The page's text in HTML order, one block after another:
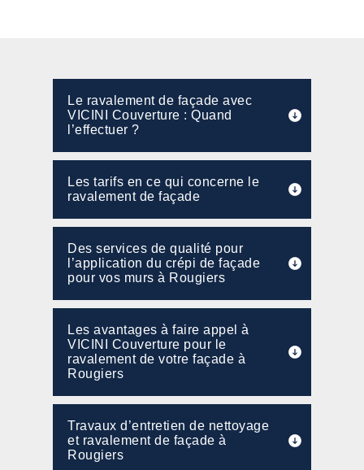
Le ravalement de façade avec
VICINI Couverture : Quand
l’effectuer ?
Les tarifs en ce qui concerne le
ravalement de façade
Des services de qualité pour
l’application du crépi de façade
pour vos murs à Rougiers
Les avantages à faire appel à
VICINI Couverture pour le
ravalement de votre façade à
Rougiers
Travaux d’entretien de nettoyage
et ravalement de façade à
Rougiers